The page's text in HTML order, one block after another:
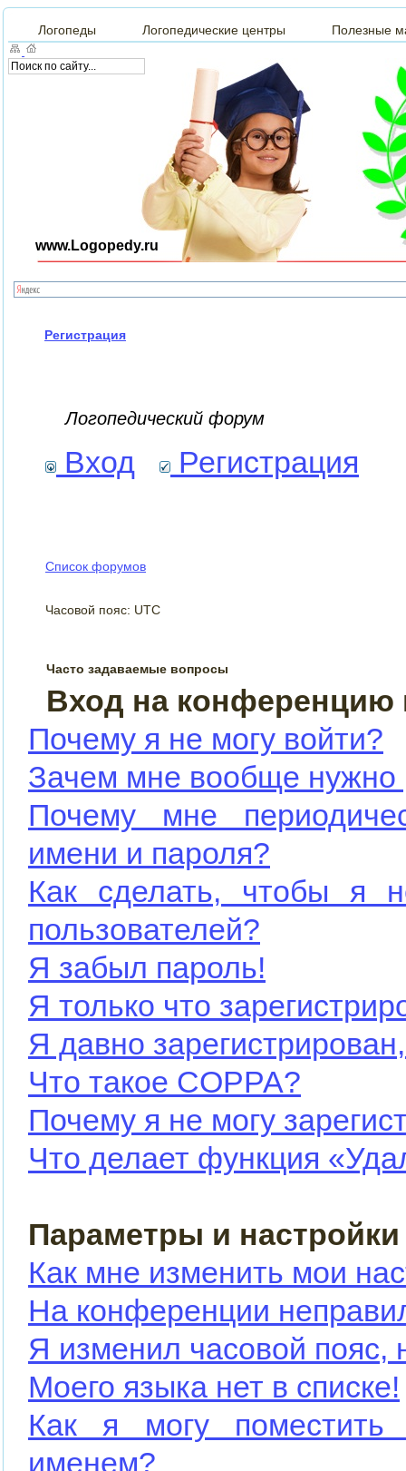
Логопеды Логопедические центры Полезные
www.Logopedy.ru
Регистрация
Логопедический форум
Вход Регистрация
Список форумов
Часовой пояс: UTC
Часто задаваемые вопросы
Вход на конференцию
Почему я не могу войти?
Зачем мне вообще нужно
Почему мне
имени и пароля?
Как сделать, чтобы я
пользователей?
Я забыл пароль!
Я только что
Я давно
Что такое COPPA?
Почему я не могу
Что делает функция
Параметры и
Как мне изменить мои
На конференции
Я изменил часовой пояс,
Моего языка нет в списке!
Как я могу
именем?